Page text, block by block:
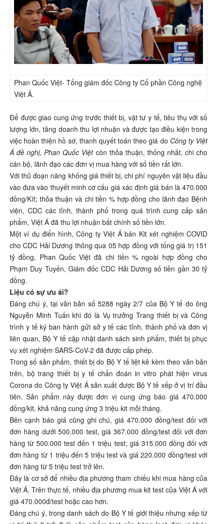
Phan Quốc Việt- Tổng giám đốc Công ty Cổ phần Công nghệ
Việt Á.
Để được giao cung ứng trước thiết bị, vật tư y tế, tiêu thụ với số
lượng lớn, tăng doanh thu lợi nhuận và được tạo điều kiện trong
việc hoàn thiện hồ sơ, thanh quyết toán theo giá do Công ty Việt
Á đề nghị, Phan Quốc Việt còn thỏa thuận, thống nhất, chi cho
cán bộ, lãnh đạo các đơn vị mua hàng với số tiền rất lớn.
Với thủ đoạn nâng khống giá thiết bị, chi phí nguyên vật liệu đầu
vào đưa vào thuyết minh cơ cấu giá xác định giá bán là 470.000
đồng/Kít; thỏa thuận và chi tiền % hợp đồng cho lãnh đạo Bệnh
viện, CDC các tỉnh, thành phố trong quá trình cung cấp sản
phẩm, Việt Á đã thu lợi nhuận bất chính số tiền lớn.
Một ví dụ điển hình, Công ty Việt Á bán Kit xét nghiệm COVID
cho CDC Hải Dương thông qua 05 hợp đồng với tổng giá trị 151
tỷ đồng, Phan Quốc Việt đã chi tiền % ngoài hợp đồng cho
Phạm Duy Tuyến, Giám đốc CDC Hải Dương số tiền gần 30 tỷ
đồng.
Liệu có sự ưu ái?
Đáng chú ý, tại văn bản số 5288 ngày 2/7 của Bộ Y tế do ông
Nguyễn Minh Tuấn khi đó là Vụ trưởng Trang thiết bị và Công
trình y tế ký ban hành gửi sở y tế các tỉnh, thành phố và đơn vị
liên quan, Bộ Y tế cập nhật danh sách sinh phẩm, thiết bị phục
vụ xét nghiệm SARS-CoV-2 đã được cấp phép.
Trong số sản phẩm, thiết bị do Bộ Y tế liệt kê kèm theo văn bản
trên, bộ trang thiết bị y tế chẩn đoán in vitro phát hiện virus
Corona do Công ty Việt Á sản xuất được Bộ Y tế xếp ở vị trí đầu
tiên. Sản phẩm này được đơn vị cung ứng báo giá 470.000
đồng/kit, khả năng cung ứng 3 triệu kit mỗi tháng.
Bên cạnh báo giá cũng ghi chú, giá 470.000 đồng/test đối với
đơn hàng dưới 500.000 test, giá 367.000 đồng/test đối với đơn
hàng từ 500.000 test đến 1 triệu test; giá 315.000 đồng đối với
đơn hàng từ 1 triệu đến 5 triệu test và giá 220.000 đồng/test với
đơn hàng từ 5 triệu test trở lên.
Đây là cơ sở để nhiều địa phương tham chiếu khi mua hàng của
Việt Á. Trên thực tế, nhiều địa phương mua kit test của Việt Á với
giá 470.000đ/test hoặc cao hơn.
Đáng chú ý, trong danh sách do Bộ Y tế giới thiệu nhưng xếp từ